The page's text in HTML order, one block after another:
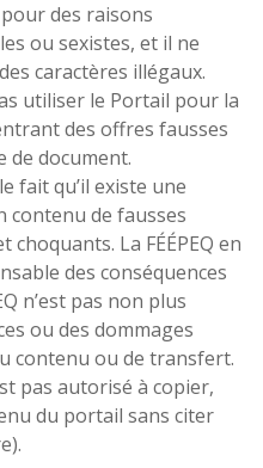
des raisons
ou sexistes, et il ne
caractères illégaux.
utiliser le Portail pour la
des offres fausses
de document.
fait qu’il existe une
contenu de fausses
La FÉÉPEQ en
des conséquences
n’est pas non plus
ou des dommages
contenu ou de transfert.
pas autorisé à copier,
du portail sans citer